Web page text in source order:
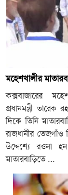
মহেশখালীর
কক্সবাজারের
প্রধানমন্ত্রী
দিকে তিনি
রাজধানীর তেজগাঁও
উদ্দেশ্যে রওনা
মাতারবাড়িতে ...